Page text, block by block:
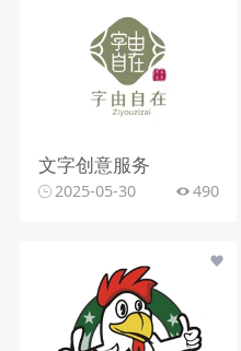
文字创意服务
2025-05-30 490